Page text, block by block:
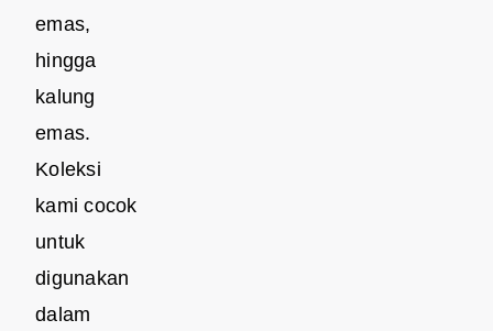
emas,
hingga
kalung
emas.
Koleksi
kami cocok
untuk
digunakan
dalam